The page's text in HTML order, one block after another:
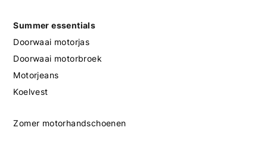
Summer essentials
Doorwaai motorjas
Doorwaai motorbroek
Motorjeans
Koelvest
Zomer motorhandschoenen